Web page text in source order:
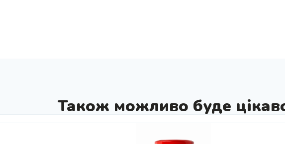
Також можливо буде